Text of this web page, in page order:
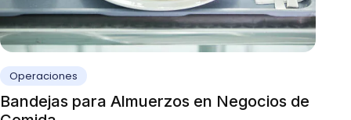
Operaciones
Bandejas para Almuerzos en Negocios de